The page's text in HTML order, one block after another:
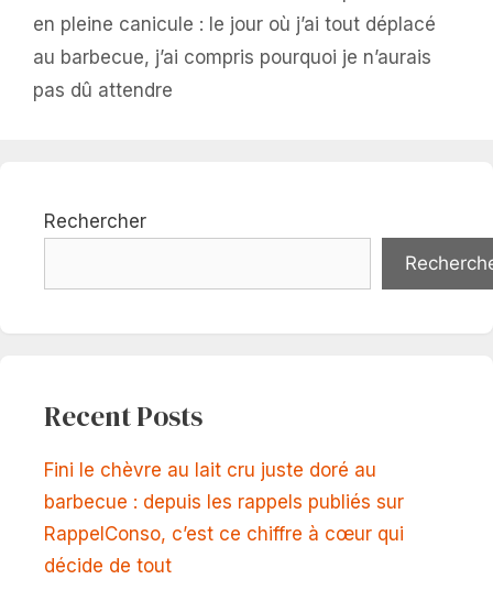
en pleine canicule : le jour où j’ai tout déplacé
au barbecue, j’ai compris pourquoi je n’aurais
pas dû attendre
Rechercher
Recent Posts
Fini le chèvre au lait cru juste doré au
barbecue : depuis les rappels publiés sur
RappelConso, c’est ce chiffre à cœur qui
décide de tout